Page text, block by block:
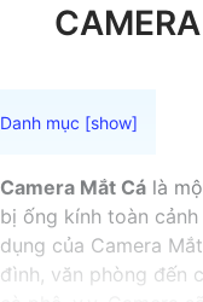
Camera Mắt Cá là
bị ống kính toàn
dụng của Camera
đình, văn phòng đến